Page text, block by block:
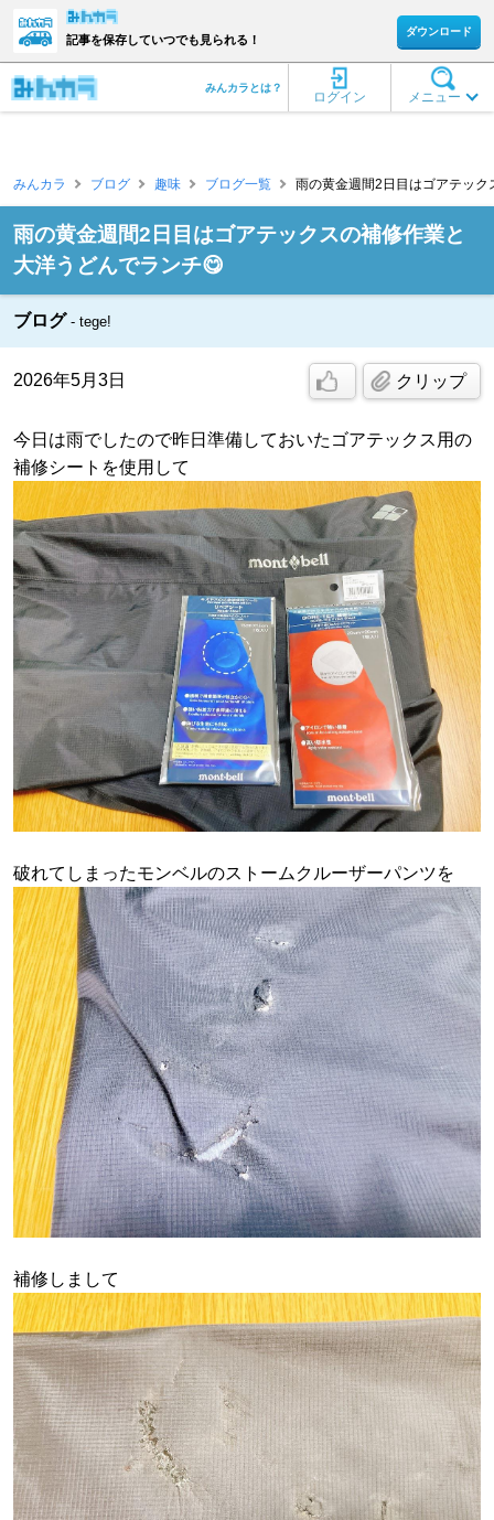
記事を保存していつでも見られる！
ダウンロード
メニュー
ログイン
みんカラとは？
みんカラ ブログ 趣味 ブログ一覧 雨の黄金週間2日目はゴアテッ
雨の黄金週間2日目はゴアテックスの補修作業と
大洋うどんでランチ😋
ブログ tege!
2026年5月3日 クリップ
今日は雨でしたので昨日準備しておいたゴアテックス用の
補修シートを使用して
破れてしまったモンベルのストームクルーザーパンツを
補修しまして